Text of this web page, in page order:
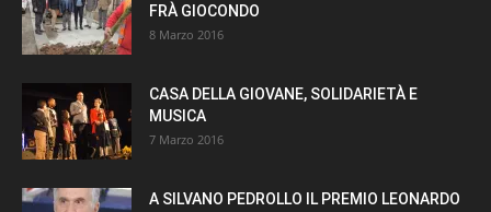
FRÀ GIOCONDO
8 Marzo 2016
CASA DELLA GIOVANE, SOLIDARIETÀ E
MUSICA
7 Marzo 2016
A SILVANO PEDROLLO IL PREMIO LEONARDO